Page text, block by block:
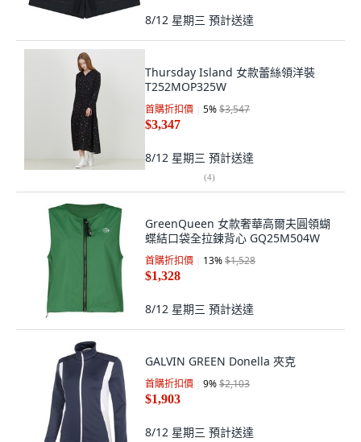
8/12 星期三 預計送達
Thursday Island 女款蕾絲領洋裝
T252MOP325W
首購折扣價 5%$3,547
$3,347
8/12 星期三 預計送達
(4)
GreenQueen 女款奢華高爾夫圓領蝴
蝶結口袋全拉鍊背心 GQ25M504W
首購折扣價 13%$1,528
$1,328
8/12 星期三 預計送達
GALVIN GREEN Donella 夾克
首購折扣價 9%$2,103
$1,903
8/12 星期三 預計送達